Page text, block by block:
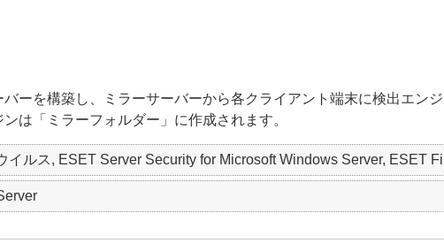
ーを構築し、ミラーサーバーから各クライアント端末に検出エン
は「ミラーフォルダー」に作成されます。
ルス, ESET Server Security for Microsoft Windows Server, ESET